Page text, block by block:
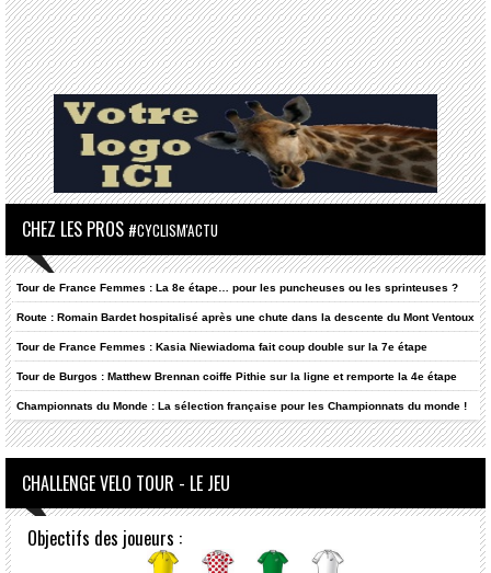
CHEZ LES PROS #CYCLISM'ACTU
Tour de France Femmes : La 8e étape… pour les puncheuses ou les sprinteuses ?
Route : Romain Bardet hospitalisé après une chute dans la descente du Mont Ventoux
Tour de France Femmes : Kasia Niewiadoma fait coup double sur la 7e étape
Tour de Burgos : Matthew Brennan coiffe Pithie sur la ligne et remporte la 4e étape
Championnats du Monde : La sélection française pour les Championnats du monde !
CHALLENGE VELO TOUR - LE JEU
Objectifs des joueurs :